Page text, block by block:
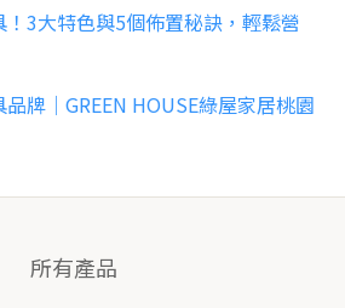
3大特色與5個佈置秘訣，輕鬆營
品牌｜GREEN HOUSE綠屋家居桃園
所有產品